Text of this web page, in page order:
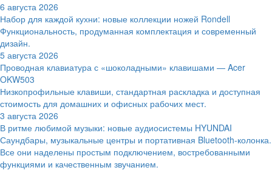
6 августа 2026
Набор для каждой кухни: новые коллекции ножей Rondell
Функциональность, продуманная комплектация и современный
дизайн.
5 августа 2026
Проводная клавиатура с «шоколадными» клавишами — Acer
OKW503
Низкопрофильные клавиши, стандартная раскладка и доступная
стоимость для домашних и офисных рабочих мест.
3 августа 2026
В ритме любимой музыки: новые аудиосистемы HYUNDAI
Саундбары, музыкальные центры и портативная Bluetooth-колонка.
Все они наделены простым подключением, востребованными
функциями и качественным звучанием.